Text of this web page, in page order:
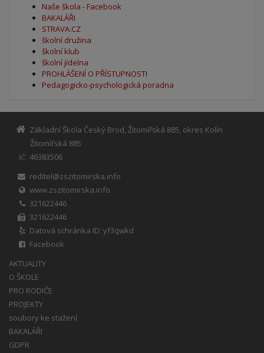
Naše škola - Facebook
BAKALÁŘI
STRAVA.CZ
školní družina
školní klub
školní jídelna
PROHLÁŠENÍ O PŘÍSTUPNOSTI
Pedagogicko-psychologická poradna
Základní Škola Český Brod, Žitomířská 885, okres Kolín
Žitomířská 885
IČ
46383506
reditel@zszitomirska.info
www.zszitomirska.info
321622446
321622446
Datová schránka ID: yf3qwkd
Facebook
AKTUALITY
O ŠKOLE
PRO RODIČE
PROJEKTY
soubory ke stažení
BAKALÁŘI
GDPR